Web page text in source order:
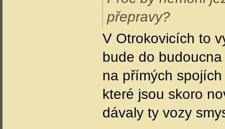
přepravy?
V Otrokovicích to
bude do
na přímých
které jsou skoro
dávaly ty vozy